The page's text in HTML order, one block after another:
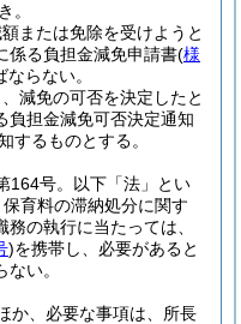
。
または免除を受けようと
係る負担金減免申請書(様
らない。
減免の可否を決定したと
負担金減免可否決定通知
するものとする。
164号。以下「法」とい
育料の滞納処分に関す
の執行に当たっては、
)を携帯し、必要があると
い。
か、必要な事項は、所長